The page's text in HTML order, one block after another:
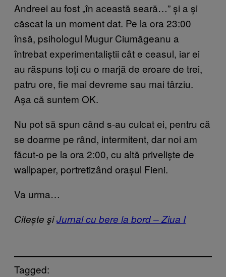
Andreei au fost „în această seară…” și a și
căscat la un moment dat. Pe la ora 23:00
însă, psihologul Mugur Ciumăgeanu a
întrebat experimentaliștii cât e ceasul, iar ei
au răspuns toți cu o marjă de eroare de trei,
patru ore, fie mai devreme sau mai târziu.
Așa că suntem OK.
Nu pot să spun când s-au culcat ei, pentru că
se doarme pe rând, intermitent, dar noi am
făcut-o pe la ora 2:00, cu altă priveliște de
wallpaper, portretizând orașul Fieni.
Va urma…
Citește şiJurnal cu bere la bord – Ziua I
Tagged: